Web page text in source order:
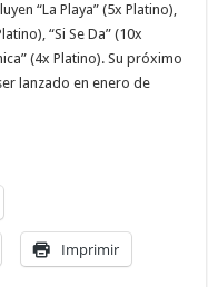
“La Playa” (5x Platino),
“Si Se Da” (10x
(4x Platino). Su próximo
lanzado en enero de
Imprimir